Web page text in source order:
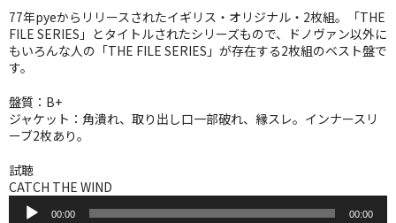
WORLD
その他
レア盤（1万円以上）
Webのみ no.2
77年pyeからリリースされたイギリス・オリジナル・2枚組。「THE
FILE SERIES」とタイトルされたシリーズもので、ドノヴァン以外に
もいろんな人の「THE FILE SERIES」が存在する2枚組のベスト盤で
す。
盤質：B+
ジャケット：角潰れ、取り出し口一部破れ、縁スレ。インナースリ
ーブ2枚あり。
試聴
CATCH THE WIND
00:00 00:00